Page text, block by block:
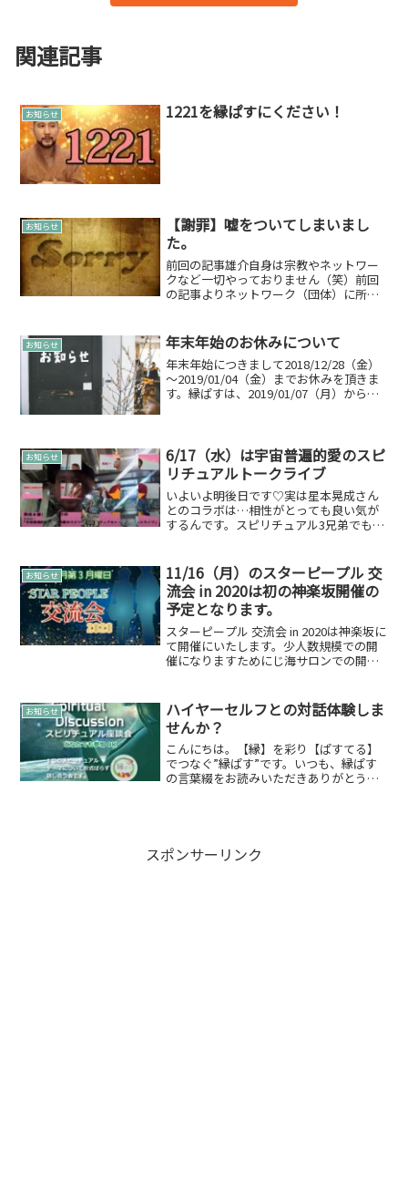
関連記事
お知らせ 1221を縁ぱすにください！
お知らせ
【謝罪】嘘をついてしまいまし
た。
前回の記事雄介自身は宗教やネットワー
クなど一切やっておりません（笑）前回
の記事よりネットワーク（団体）に所属
ぐらいで…。総会が3月にあったことで顔
出しをしているので、「...
お知らせ 年末年始のお休みについて
年末年始につきまして2018/12/28（金）
～2019/01/04（金）までお休みを頂きま
す。縁ぱすは、2019/01/07（月）からの
お知らせ
6/17（水）は宇宙普遍的愛のスピ
リチュアルトークライブ
いよいよ明後日です♡実は星本晃成さん
とのコラボは…相性がとっても良い気が
するんです。スピリチュアル3兄弟でも居
ングチャネリングも冴えわたる二人。ぜ
ひ、こんな時期ですが見...
お知らせ
11/16（月）のスターピープル 交
流会 in 2020は初の神楽坂開催の
予定となります。
スターピープル 交流会 in 2020は神楽坂に
て開催にいたします。少人数規模での開
催になりますためにじ海サロンでの開催
さい。神楽坂へ初めて訪れる方でも安心
なように思...
お知らせ
ハイヤーセルフとの対話体験しま
せんか？
こんにちは。【縁】を彩り【ぱすてる】
でつなぐ”縁ぱす”です。いつも、縁ぱす
の言葉綴をお読みいただきありがとうご
スポンサーリンク